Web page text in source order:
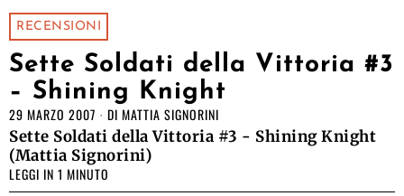
RECENSIONI
Sette Soldati della Vittoria #3
– Shining Knight
29 MARZO 2007 DI MATTIA SIGNORINI
Sette Soldati della Vittoria #3 - Shining Knight
(Mattia Signorini)
LEGGI IN 1 MINUTO